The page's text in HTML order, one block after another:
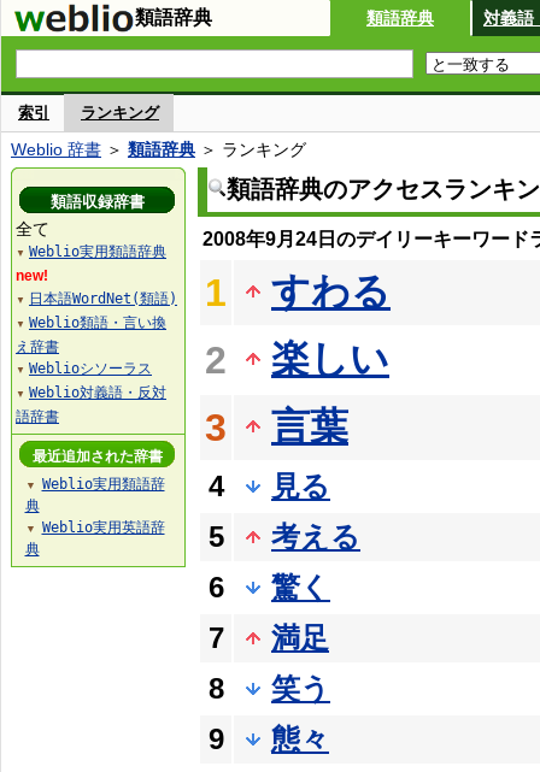
類語辞典 類語辞典 対義語
索引 ランキング
Weblio 辞書 ＞ 類語辞典 ＞ ランキング
類語辞典のアクセスランキ
2008年9月24日のデイリーキーワード
1
すわる
2
楽しい
3
言葉
4
見る
5
考える
6
驚く
7
満足
8
笑う
9
態々
類語収録辞書
全て
▼ Weblio実用類語辞典
new!
▼ 日本語WordNet(類語)
▼ Weblio類語・言い換
え辞書
▼ Weblioシソーラス
▼ Weblio対義語・反対
語辞書
最近追加された辞書
▼
Weblio実用類語辞
典
▼
Weblio実用英語辞
典